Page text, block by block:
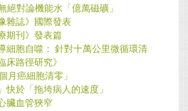
絕對論機能水「億萬磁礦」
雜誌》國際發表
期刊》發表篇
細胞自噬： 針對十萬公里微循環清
床路徑研究》
月癌細胞清零」
快於「拖垮病人的速度」
臟血管狹窄